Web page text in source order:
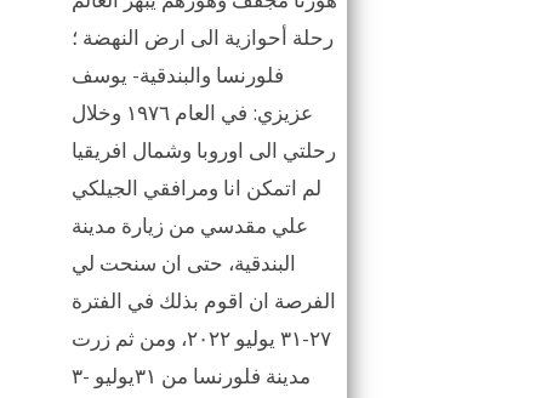
رحلة أحوازية الى ارض النهضة ؛
فلورنسا والبندقية- يوسف
عزيزي: في العام ١٩٧٦ وخلال
رحلتي الى اوروبا وشمال افريقيا
لم اتمكن انا ومرافقي الجيلكي
علي مقدسي من زيارة مدينة
البندقية، حتى ان سنحت لي
الفرصة ان اقوم بذلك في الفترة
٢٧-٣١ يوليو ٢٠٢٢، ومن ثم زرت
مدينة فلورنسا من ٣١يوليو -٣